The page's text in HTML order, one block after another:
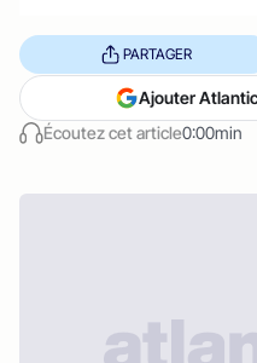
Écoutez cet article0:00min
PARTAGER
Ajouter